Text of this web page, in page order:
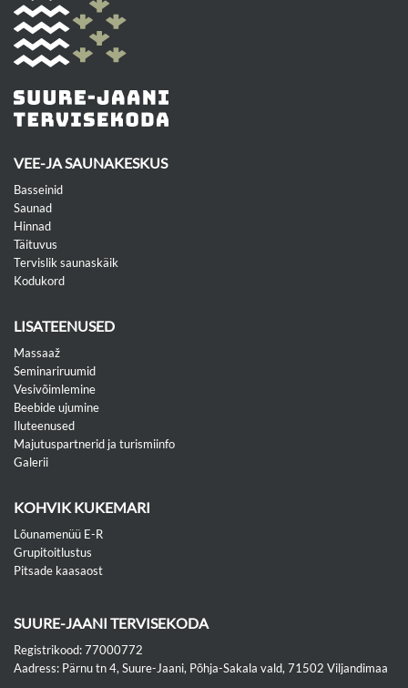
VEE-JA SAUNAKESKUS
Basseinid
Saunad
Hinnad
Täituvus
Tervislik saunaskäik
Kodukord
LISATEENUSED
Massaaž
Seminariruumid
Vesivõimlemine
Beebide ujumine
Iluteenused
Majutuspartnerid ja turismiinfo
Galerii
KOHVIK KUKEMARI
Lõunamenüü E-R
Grupitoitlustus
Pitsade kaasaost
SUURE-JAANI TERVISEKODA
Registrikood: 77000772
Aadress: Pärnu tn 4, Suure-Jaani, Põhja-Sakala vald, 71502 Viljandimaa